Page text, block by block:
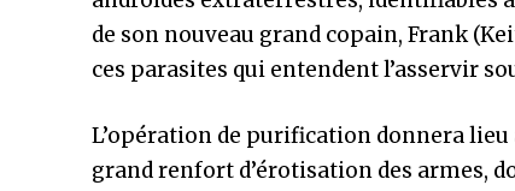
de son nouveau grand copain, Frank
ces parasites qui entendent l’asservir
L’opération de purification donnera lieu
grand renfort d’érotisation des armes,